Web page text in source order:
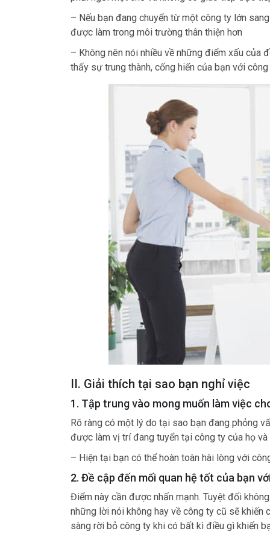
– Nếu bạn đang chuyển từ một công ty lớn
được làm trong môi trường thân thiện hơn
– Không nên nói nhiều về những điểm xấu của
thấy sự trung thành, cống hiến của bạn với công
II. Giải thích tại sao bạn nghỉ việc
1. Tập trung vào mong muốn làm việc
Rõ ràng có một lý do tại sao bạn đang phỏng
được làm vị trí đang tuyển tại công ty của họ
– Hiện tại bạn có thể hoàn toàn hài lòng với
2. Đề cập đến mối quan hệ tốt của bạn
Điểm này cần được nhấn mạnh. Tuyệt đối
những lời nói không hay về công ty cũ sẽ
sàng rời bỏ công ty khi có bất kì điều gì khiến